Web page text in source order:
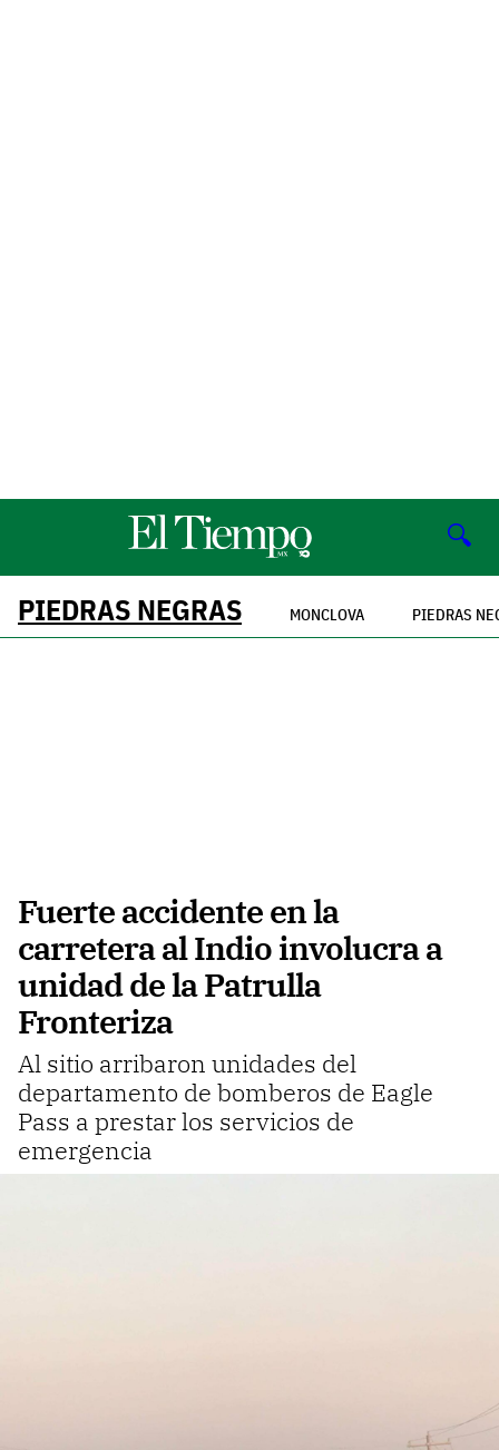
🔍
PIEDRAS NEGRAS MONCLOVA PIEDRAS
Fuerte accidente en la
carretera al Indio involucra a
unidad de la Patrulla
Fronteriza
Al sitio arribaron unidades del
departamento de bomberos de Eagle
Pass a prestar los servicios de
emergencia